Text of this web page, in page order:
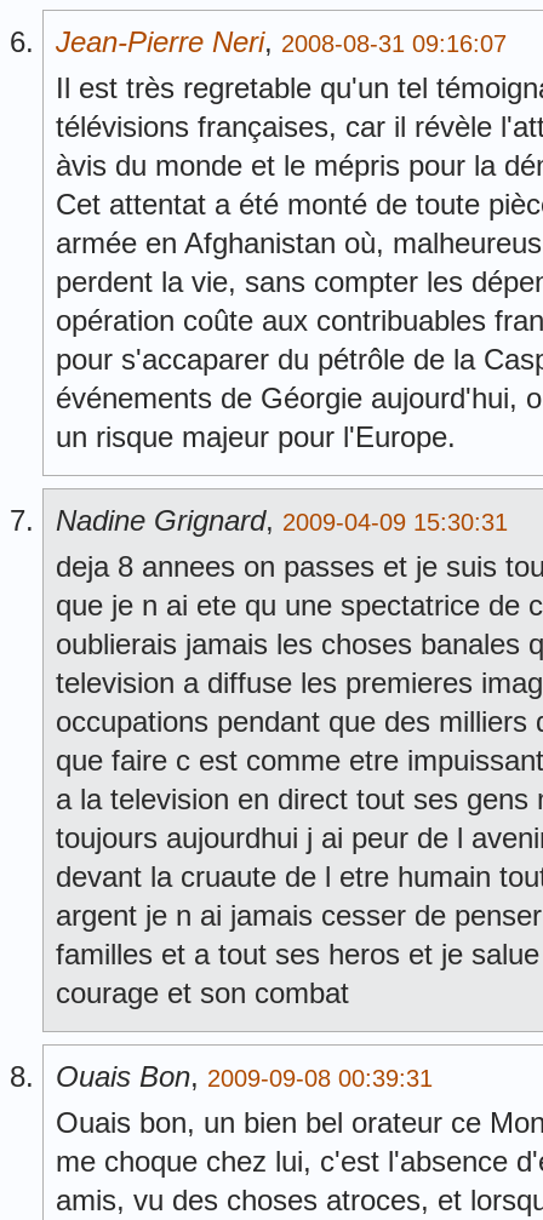
Jean-Pierre Neri, 2008-08-31 09:16:07
Il est très regretable qu'un tel
télévisions françaises, car il révèle
àvis du monde et le mépris pour la
Cet attentat a été monté de toute
armée en Afghanistan où,
perdent la vie, sans compter les
opération coûte aux contribuables
pour s'accaparer du pétrôle de la
événements de Géorgie aujourd'hui,
un risque majeur pour l'Europe.
Nadine Grignard, 2009-04-09 15:30:31
deja 8 annees on passes et je suis
que je n ai ete qu une spectatrice de
oublierais jamais les choses banales
television a diffuse les premieres
occupations pendant que des
que faire c est comme etre
a la television en direct tout ses gens
toujours aujourdhui j ai peur de l
devant la cruaute de l etre humain
argent je n ai jamais cesser de
familles et a tout ses heros et je
courage et son combat
Ouais Bon, 2009-09-08 00:39:31
Ouais bon, un bien bel orateur ce
me choque chez lui, c'est l'absence
amis, vu des choses atroces, et